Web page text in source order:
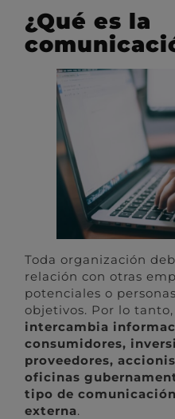
¿Qué es la
Toda organización
relación con otras
potenciales o
objetivos. Por lo
intercambia
consumidores,
proveedores,
oficinas
tipo de
externa.